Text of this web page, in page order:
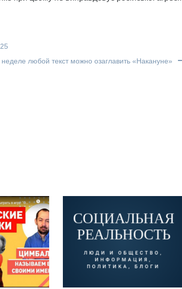
любой текст можно озаглавить «Накануне»